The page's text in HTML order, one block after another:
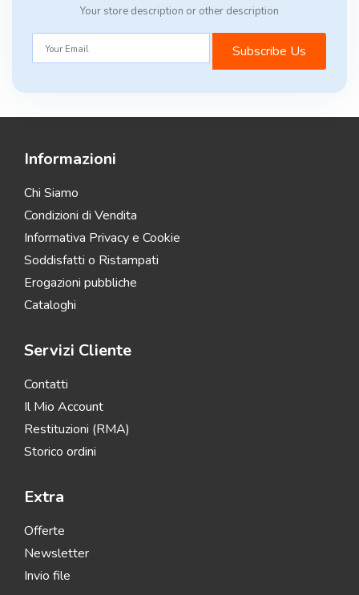
Your store description or other description
Subscribe Us
Informazioni
Chi Siamo
Condizioni di Vendita
Informativa Privacy e Cookie
Soddisfatti o Ristampati
Erogazioni pubbliche
Cataloghi
Servizi Cliente
Contatti
Il Mio Account
Restituzioni (RMA)
Storico ordini
Extra
Offerte
Newsletter
Invio file